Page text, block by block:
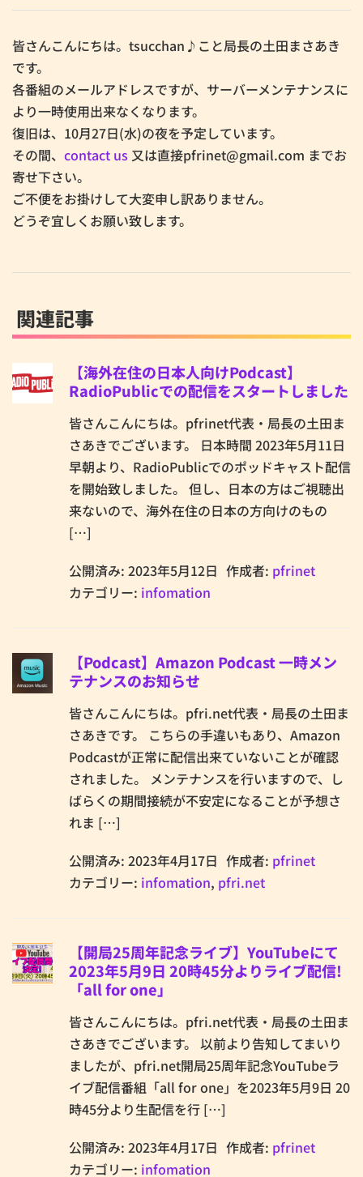
皆さんこんにちは。tsucchan♪こと局長の土田まさあき
です。
各番組のメールアドレスですが、サーバーメンテナンスに
より一時使用出来なくなります。
復旧は、10月27日(水)の夜を予定しています。
その間、 contact us 又は直接pfrinet@gmail.com までお
寄せ下さい。
ご不便をお掛けして大変申し訳ありません。
どうぞ宜しくお願い致します。
関連記事
【海外在住の日本人向けPodcast】
RadioPublicでの配信をスタートしました
皆さんこんにちは。pfrinet代表・局長の土田ま
さあきでございます。 日本時間 2023年5月11日
早朝より、RadioPublicでのポッドキャスト配信
を開始致しました。 但し、日本の方はご視聴出
来ないので、海外在住の日本の方向けのもの
[…]
公開済み: 2023年5月12日 作成者: pfrinet
カテゴリー: infomation
【Podcast】Amazon Podcast 一時メン
テナンスのお知らせ
皆さんこんにちは。pfri.net代表・局長の土田ま
さあきです。 こちらの手違いもあり、Amazon
Podcastが正常に配信出来ていないことが確認
されました。 メンテナンスを行いますので、し
ばらくの期間接続が不安定になることが予想さ
れま […]
公開済み: 2023年4月17日 作成者: pfrinet
カテゴリー: infomation, pfri.net
【開局25周年記念ライブ】YouTubeにて
2023年5月9日 20時45分よりライブ配信!
「all for one」
皆さんこんにちは。pfri.net代表・局長の土田ま
さあきでございます。 以前より告知してまいり
ましたが、pfri.net開局25周年記念YouTubeラ
イブ配信番組「all for one」を2023年5月9日 20
時45分より生配信を行 […]
公開済み: 2023年4月17日 作成者: pfrinet
カテゴリー: infomation